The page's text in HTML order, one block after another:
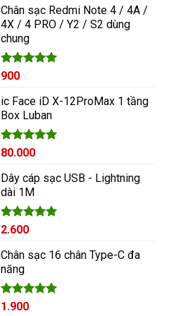
Chân sạc Redmi Note 4 / 4A /
4X / 4 PRO / Y2 / S2 dùng
chung
Được xếp
5 sao
900
ic Face iD X-12ProMax 1 tầng
Box Luban
Được xếp
5 sao
80.000
Dây cáp sạc USB - Lightning
dài 1M
Được xếp
5 sao
2.600
Chân sạc 16 chân Type-C đa
năng
Được xếp
1.900